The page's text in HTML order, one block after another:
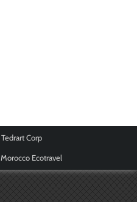
Tedrart Corp
Morocco Ecotravel